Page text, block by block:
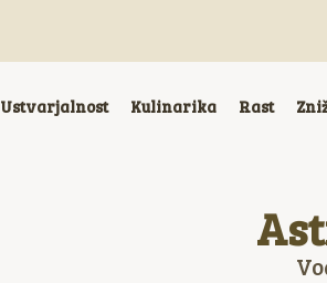
Ustvarjalnost Kulinarika Rast